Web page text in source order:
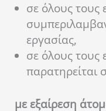
σε όλους τους
εργασίας,
σε όλους τους
παρατηρείται
με εξαίρεση